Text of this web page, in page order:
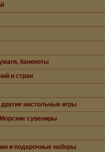
банкноты
и стран
настольные игры
сувениры
и подарочные наборы